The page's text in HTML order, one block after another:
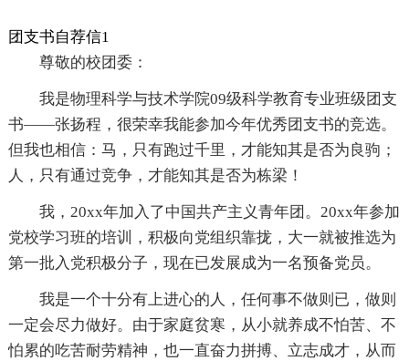
团支书自荐信1
尊敬的校团委：
我是物理科学与技术学院09级科学教育专业班级团支
书——张扬程，很荣幸我能参加今年优秀团支书的竞选。
但我也相信：马，只有跑过千里，才能知其是否为良驹；
人，只有通过竞争，才能知其是否为栋梁！
我，20xx年加入了中国共产主义青年团。20xx年参加
党校学习班的培训，积极向党组织靠拢，大一就被推选为
第一批入党积极分子，现在已发展成为一名预备党员。
我是一个十分有上进心的人，任何事不做则已，做则
一定会尽力做好。由于家庭贫寒，从小就养成不怕苦、不
怕累的吃苦耐劳精神，也一直奋力拼搏、立志成才，从而